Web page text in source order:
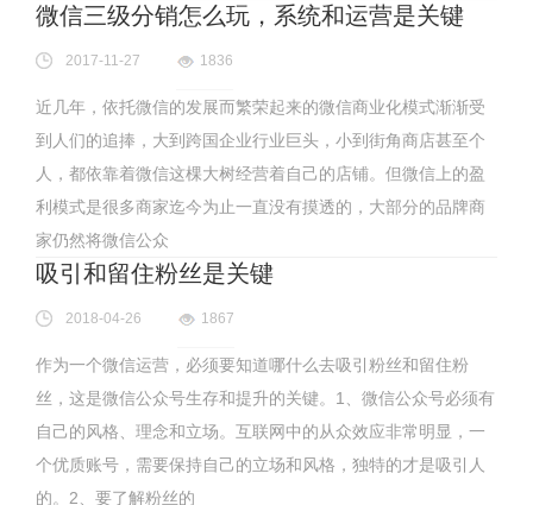
微信三级分销怎么玩，系统和运营是关键
2017-11-27 1836
近几年，依托微信的发展而繁荣起来的微信商业化模式渐渐受
到人们的追捧，大到跨国企业行业巨头，小到街角商店甚至个
人，都依靠着微信这棵大树经营着自己的店铺。但微信上的盈
利模式是很多商家迄今为止一直没有摸透的，大部分的品牌商
家仍然将微信公众
吸引和留住粉丝是关键
2018-04-26 1867
作为一个微信运营，必须要知道哪什么去吸引粉丝和留住粉
丝，这是微信公众号生存和提升的关键。1、微信公众号必须有
自己的风格、理念和立场。互联网中的从众效应非常明显，一
个优质账号，需要保持自己的立场和风格，独特的才是吸引人
的。2、要了解粉丝的